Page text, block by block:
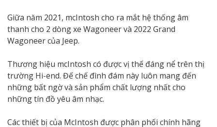
Giữa năm 2021, mcIntosh cho ra mắt hệ thống âm
thanh cho 2 dòng xe Wagoneer và 2022 Grand
Wagoneer của Jeep.
Thương hiệu mcIntosh có được vị thế đáng nể trên thị
trường Hi-end. Đế chế đình đám này luôn mang đến
những bất ngờ và sản phẩm chất lượng nhất cho
những tín đồ yêu âm nhạc.
Các thiết bị của McIntosh được phân phối chính hãng